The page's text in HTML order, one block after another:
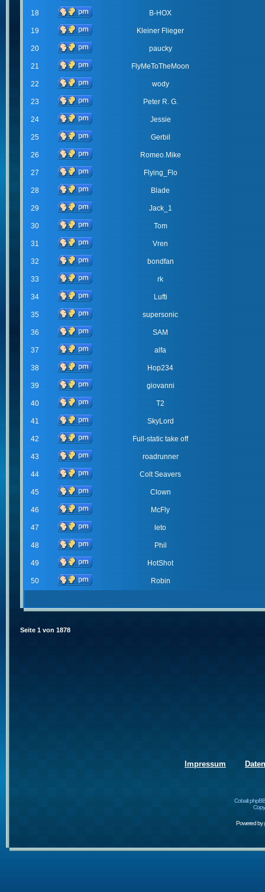
18 B-HOX
19 Kleiner Flieger
20 paucky
21 FlyMeToTheMoon
22 wody
23 Peter R. G.
24 Jessie
25 Gerbil
26 Romeo.Mike
27 Flying_Flo
28 Blade
29 Jack_1
30 Tom
31 Vren
32 bondfan
33 rk
34 Lufti
35 supersonic
36 SAM
37 alfa
38 Hop234
39 giovanni
40 T2
41 SkyLord
42 Full-static take off
43 roadrunner
44 Colt Seavers
45 Clown
46 McFly
47 leto
48 Phil
49 HotShot
50 Robin
Seite 1 von 1878
Impressum
Cobalt
Powered by